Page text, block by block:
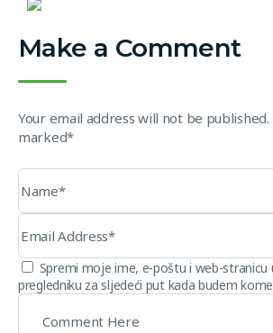
Make a Comment
Your email address will not be
marked*
Spremi moje ime, e-poštu i web-
pregledniku za sljedeći put kada budem